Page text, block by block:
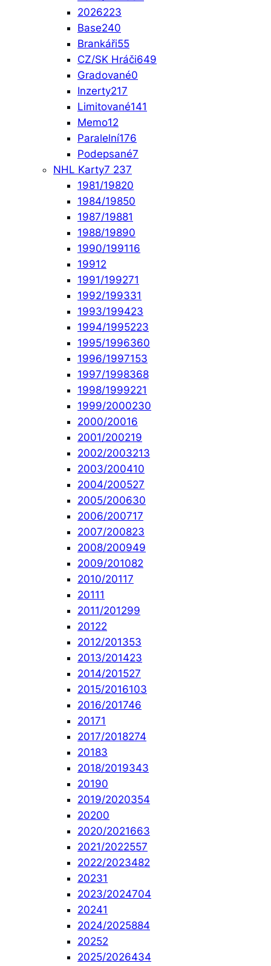
2026223
Base240
Brankáři55
CZ/SK Hráči649
Gradované0
Inzerty217
Limitované141
Memo12
Paralelní176
Podepsané7
NHL Karty7 237
1981/19820
1984/19850
1987/19881
1988/19890
1990/199116
19912
1991/199271
1992/199331
1993/199423
1994/1995223
1995/1996360
1996/1997153
1997/1998368
1998/1999221
1999/2000230
2000/20016
2001/200219
2002/2003213
2003/200410
2004/200527
2005/200630
2006/200717
2007/200823
2008/200949
2009/201082
2010/20117
20111
2011/201299
20122
2012/201353
2013/201423
2014/201527
2015/2016103
2016/201746
20171
2017/2018274
20183
2018/2019343
20190
2019/2020354
20200
2020/2021663
2021/2022557
2022/2023482
20231
2023/2024704
20241
2024/2025884
20252
2025/2026434